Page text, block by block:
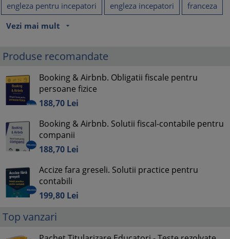
engleza pentru incepatori
engleza incepatori
franceza
Vezi mai mult
arrow_drop_down
Produse recomandate
Booking & Airbnb. Obligatii fiscale pentru
persoane fizice
188,70 Lei
Booking & Airbnb. Solutii fiscal-contabile pentru
companii
188,70 Lei
Accize fara greseli. Solutii practice pentru
contabili
199,80 Lei
Top vanzari